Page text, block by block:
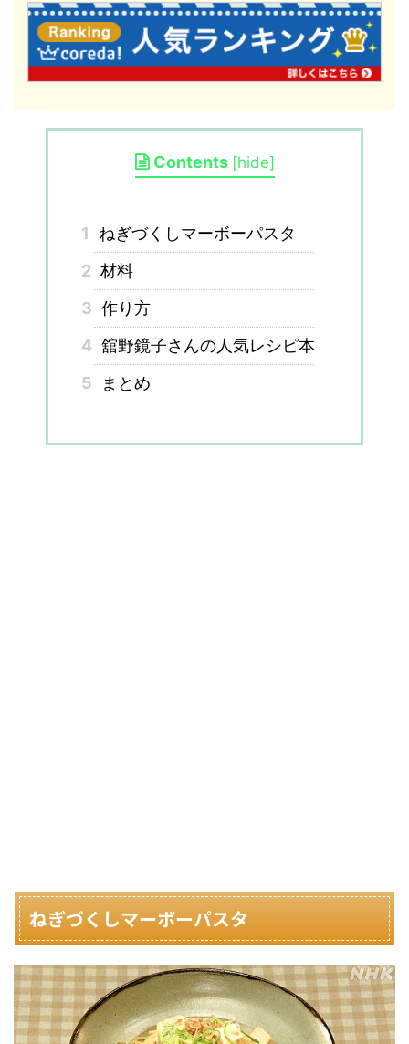
Contents [hide]
1
ねぎづくしマーボーパスタ
2 材料
3 作り方
4 舘野鏡子さんの人気レシピ本
5
まとめ
ねぎづくしマーボーパスタ